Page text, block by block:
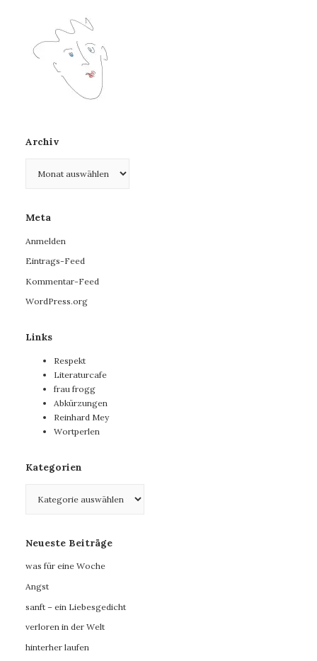
Archiv
Meta
Anmelden
Eintrags-Feed
Kommentar-Feed
WordPress.org
Links
Respekt
Literaturcafe
frau frogg
Abkürzungen
Reinhard Mey
Wortperlen
Kategorien
Neueste Beiträge
was für eine Woche
Angst
sanft – ein Liebesgedicht
verloren in der Welt
hinterher laufen